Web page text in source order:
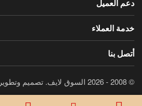
دعم العميل
خدمة العملاء
أتصل بنا
© 2008 - 2026 السوق لايف. تصميم وتطوير